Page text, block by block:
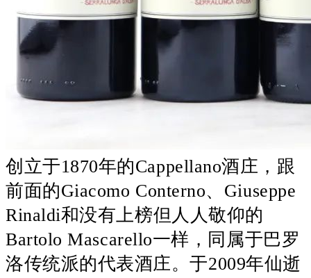
创立于1870年的Cappellano酒庄，跟
前面的Giacomo Conterno、Giuseppe
Rinaldi和没有上榜但人人敬仰的
Bartolo Mascarello一样，同属于巴罗
洛传统派的代表酒庄。于2009年仙逝